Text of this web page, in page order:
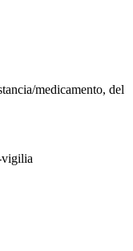
medicamento, del
vigilia